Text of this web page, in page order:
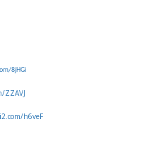
8jHGi
h6veF